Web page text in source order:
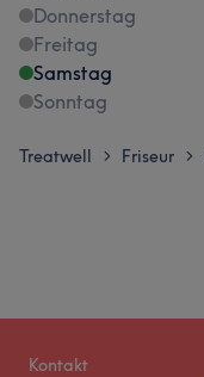
Donnerstag
Freitag
Samstag
Sonntag
Treatwell > Friseur >
Kontakt